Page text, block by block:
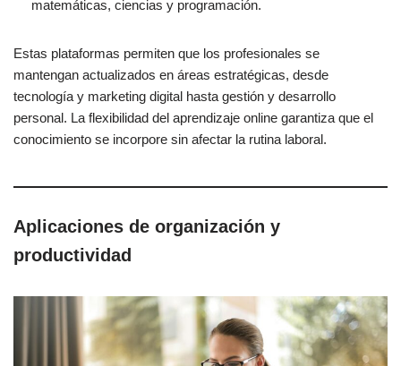
matemáticas, ciencias y programación.
Estas plataformas permiten que los profesionales se
mantengan actualizados en áreas estratégicas, desde
tecnología y marketing digital hasta gestión y desarrollo
personal. La flexibilidad del aprendizaje online garantiza que el
conocimiento se incorpore sin afectar la rutina laboral.
Aplicaciones de organización y
productividad